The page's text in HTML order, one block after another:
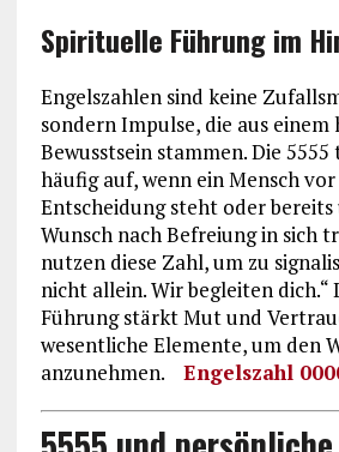
Spirituelle Führung im
Engelszahlen sind keine
sondern Impulse, die aus einem
Bewusstsein stammen. Die
häufig auf, wenn ein Mensch
Entscheidung steht oder bereits
Wunsch nach Befreiung in sich
nutzen diese Zahl, um zu
nicht allein. Wir begleiten dich.“
Führung stärkt Mut und
wesentliche Elemente, um den
anzunehmen. Engelszahl